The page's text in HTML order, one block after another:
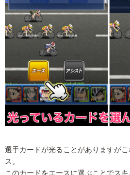
選手カードが光ることがありますが
ス。
このカードをエースに選ぶことでス